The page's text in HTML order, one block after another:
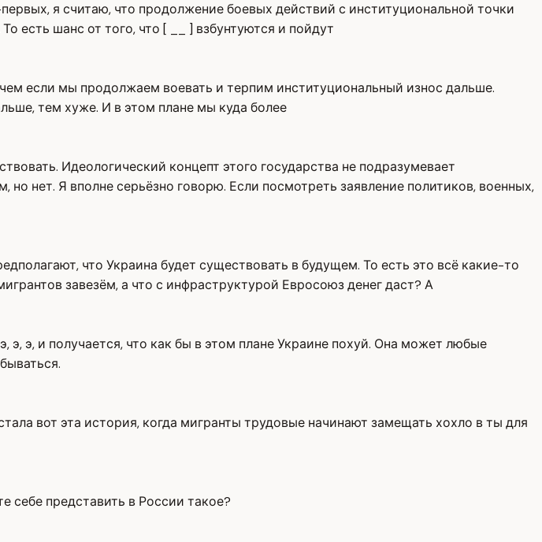
я считаю, что продолжение боевых действий с институциональной точки
есть шанс от того, что [ __ ] взбунтуются и пойдут
если мы продолжаем воевать и терпим институциональный износ дальше.
тем хуже. И в этом плане мы куда более
Идеологический концепт этого государства не подразумевает
нет. Я вполне серьёзно говорю. Если посмотреть заявление политиков, военных,
что Украина будет существовать в будущем. То есть это всё какие-то
завезём, а что с инфраструктурой Евросоюз денег даст? А
э, и получается, что как бы в этом плане Украине похуй. Она может любые
вот эта история, когда мигранты трудовые начинают замещать хохло в ты для
себе представить в России такое?